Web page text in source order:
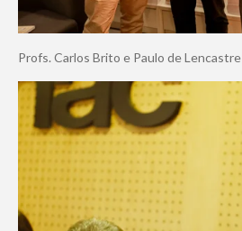
Profs. Carlos Brito e Paulo de Lencastre